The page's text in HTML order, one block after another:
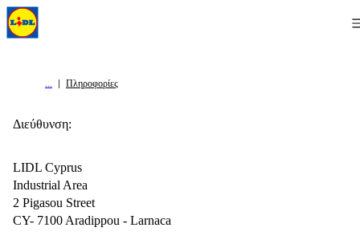
Πληροφορίες
Διεύθυνση:
LIDL Cyprus
Industrial Area
2 Pigasou Street
CY- 7100 Aradippou - Larnaca